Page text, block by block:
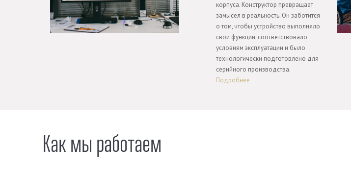
корпуса. Конструктор превращает
замысел в реальность. Он заботится
о том, чтобы устройство выполняло
свои функции, соответствовало
условиям эксплуатации и было
технологически подготовлено для
серийного производства.
Подробнее
Как мы работаем